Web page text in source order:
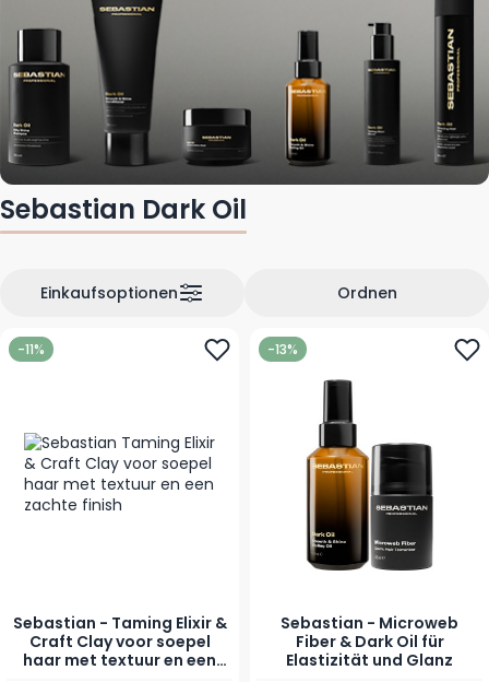
Sebastian Dark Oil
Ordnen
Einkaufsoptionen
-11%
Sebastian - Taming Elixir &
Craft Clay voor soepel
haar met textuur en een
-13%
Sebastian - Microweb
Fiber & Dark Oil für
Elastizität und Glanz